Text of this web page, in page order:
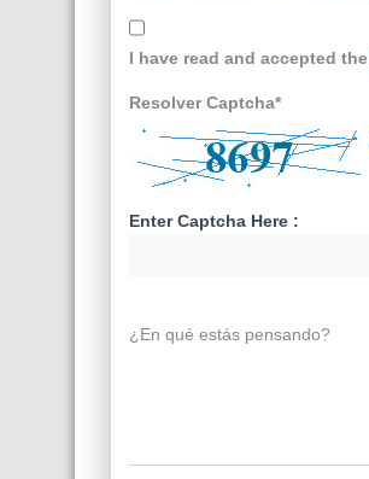
I have read and accepted the
Resolver Captcha*
Enter Captcha Here :
¿En qué estás pensando?